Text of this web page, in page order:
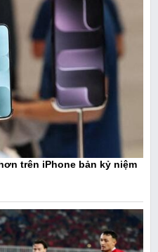
trên iPhone bản kỷ niệm